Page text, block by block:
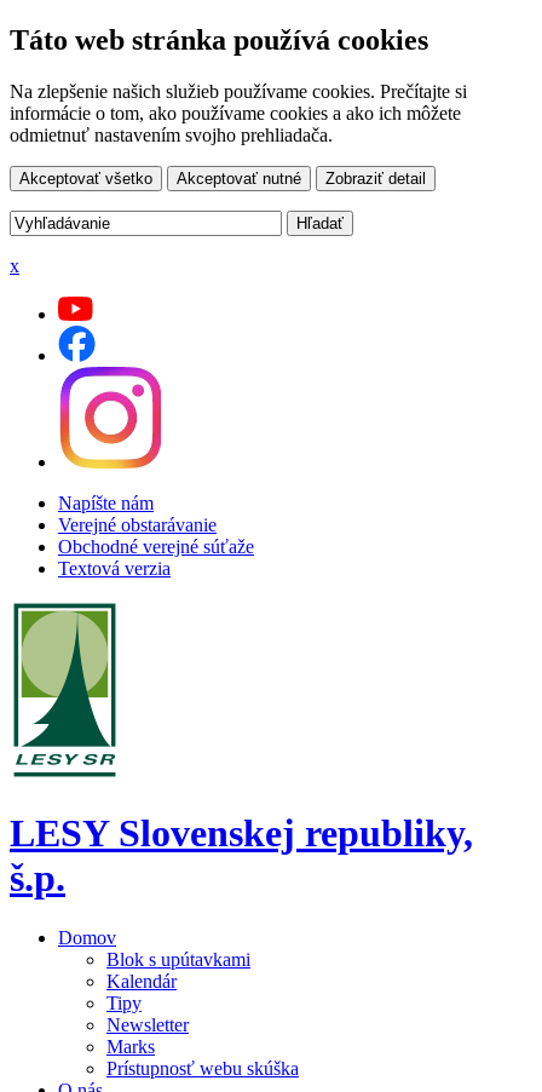
Táto web stránka používá cookies
Na zlepšenie našich služieb používame cookies. Prečítajte si
informácie o tom, ako používame cookies a ako ich môžete
odmietnuť nastavením svojho prehliadača.
Akceptovať všetko Akceptovať nutné Zobraziť detail
x
Napíšte nám
Verejné obstarávanie
Obchodné verejné súťaže
Textová verzia
LESY Slovenskej republiky,
š.p.
Domov
Blok s upútavkami
Kalendár
Tipy
Newsletter
Marks
Prístupnosť webu skúška